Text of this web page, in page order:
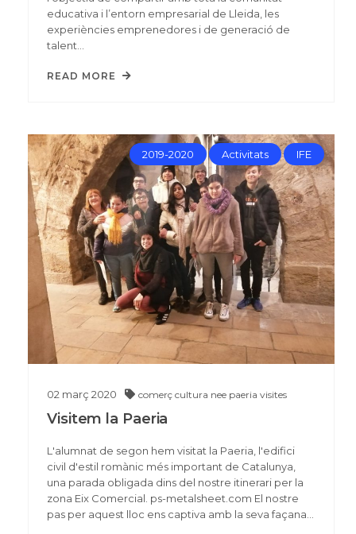
educativa i l’entorn empresarial de Lleida, les
experiències emprenedores i de generació de
talent…
READ MORE
2019-2020 Activitats IFE
02 març 2020 comerç cultura nee paeria visites
Visitem la Paeria
L'alumnat de segon hem visitat la Paeria, l'edifici
civil d'estil romànic més important de Catalunya,
una parada obligada dins del nostre itinerari per la
zona Eix Comercial. ps-metalsheet.com El nostre
pas per aquest lloc ens captiva amb la seva façana…